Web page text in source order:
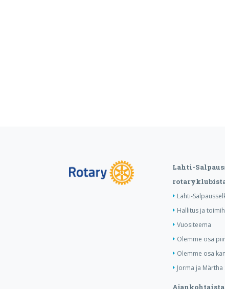
Lahti-
Lahti-
Hallitus ja
Vuositeema
Olemme osa
Olemme osa
Jorma ja
Ajankohtaista